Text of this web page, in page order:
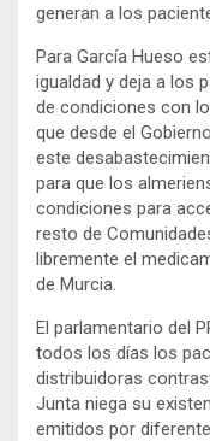
generan a los
Para García Hueso
igualdad y deja a los
de condiciones con
que desde el
este
para que los
condiciones para
resto de
libremente el
de Murcia.
El parlamentario del
todos los días los
distribuidoras
Junta niega su
emitidos por